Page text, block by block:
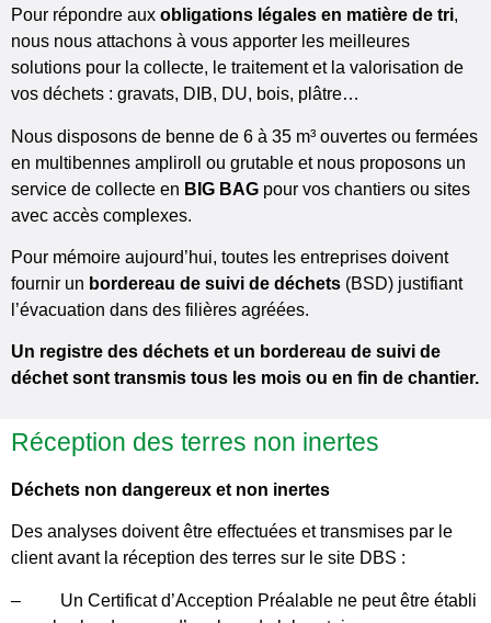
Pour répondre aux obligations légales en matière de tri,
nous nous attachons à vous apporter les meilleures
solutions pour la collecte, le traitement et la valorisation de
vos déchets : gravats, DIB, DU, bois, plâtre…
Nous disposons de benne de 6 à 35 m³ ouvertes ou fermées
en multibennes ampliroll ou grutable et nous proposons un
service de collecte en BIG BAG pour vos chantiers ou sites
avec accès complexes.
Pour mémoire aujourd’hui, toutes les entreprises doivent
fournir un bordereau de suivi de déchets (BSD) justifiant
l’évacuation dans des filières agréées.
Un registre des déchets et un bordereau de suivi de
déchet sont transmis tous les mois ou en fin de chantier.
Réception des terres non inertes
Déchets non dangereux et non inertes
Des analyses doivent être effectuées et transmises par le
client avant la réception des terres sur le site DBS :
–
Un Certificat d’Acception Préalable ne peut être établi